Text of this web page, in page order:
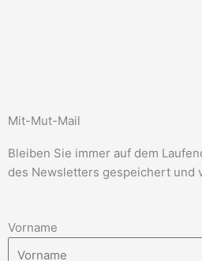
Mit-Mut-Mail
Bleiben Sie immer auf dem
des Newsletters gespeichert und
Vorname